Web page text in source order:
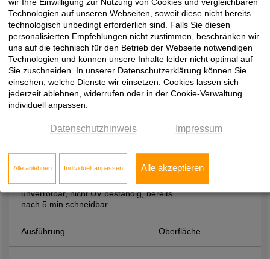
hohes Raumgewicht, beständig gegen
Verrottung, Wärme, Wasser und viele
Chemikalien
Ausführung Oberfläche
Inhalt 400 ml
Zargen, treibgasfrei, PCB und
formaldhydfrei, Alterungsbeständig,
unverrotbar, nicht UV beständig, bereits
nach 5 min schneidbar
Ausführung Oberfläche
Technologien auf unseren Webseiten, soweit diese nicht bereits
technologisch unbedingt erforderlich sind. Falls Sie diesen
personalisierten Empfehlungen nicht zustimmen, beschränken wir
uns auf die technisch für den Betrieb der Webseite notwendigen
Technologien und können unsere Inhalte leider nicht optimal auf
Sie zuschneiden. In unserer Datenschutzerklärung können Sie
einsehen, welche Dienste wir einsetzen. Cookies lassen sich
jederzeit ablehnen, widerrufen oder in der Cookie-Verwaltung
individuell anpassen.
Datenschutzhinweis Impressum
Alle ablehnen Individuell anpassen Alle akzeptieren